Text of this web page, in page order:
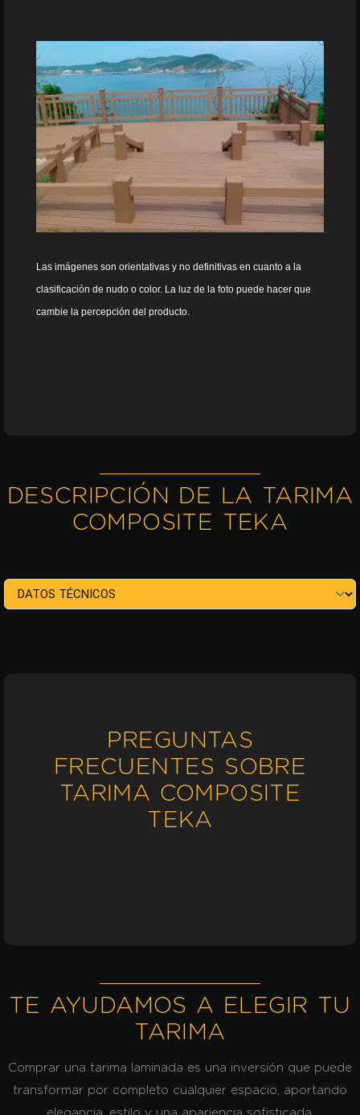
Las imágenes son orientativas y no definitivas en cuanto a la
clasificación de nudo o color. La luz de la foto puede hacer que
cambie la percepción del producto.
DESCRIPCIÓN DE LA TARIMA
COMPOSITE TEKA
PREGUNTAS
FRECUENTES SOBRE
TARIMA COMPOSITE
TEKA
TE AYUDAMOS A ELEGIR TU
TARIMA
Comprar una tarima laminada es una inversión que puede
transformar por completo cualquier espacio, aportando